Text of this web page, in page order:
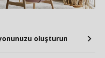
oluşturun